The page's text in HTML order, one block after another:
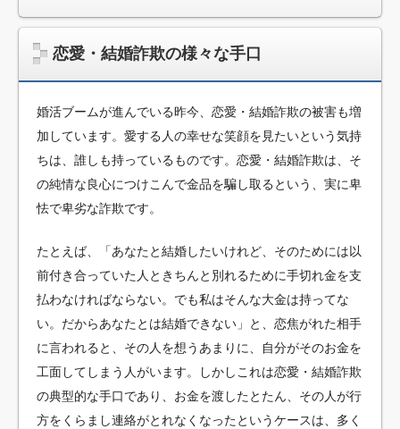
恋愛・結婚詐欺の様々な手口
婚活ブームが進んでいる昨今、恋愛・結婚詐欺の被害も増
加しています。愛する人の幸せな笑顔を見たいという気持
ちは、誰しも持っているものです。恋愛・結婚詐欺は、そ
の純情な良心につけこんで金品を騙し取るという、実に卑
怯で卑劣な詐欺です。
たとえば、「あなたと結婚したいけれど、そのためには以
前付き合っていた人ときちんと別れるために手切れ金を支
払わなければならない。でも私はそんな大金は持ってな
い。だからあなたとは結婚できない」と、恋焦がれた相手
に言われると、その人を想うあまりに、自分がそのお金を
工面してしまう人がいます。しかしこれは恋愛・結婚詐欺
の典型的な手口であり、お金を渡したとたん、その人が行
方をくらまし連絡がとれなくなったというケースは、多く